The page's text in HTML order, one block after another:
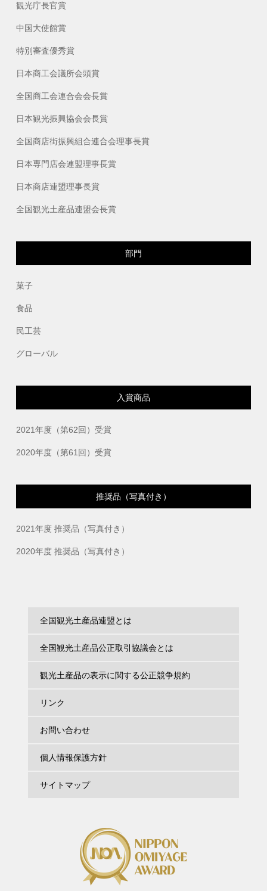
観光庁長官賞
中国大使館賞
特別審査優秀賞
日本商工会議所会頭賞
全国商工会連合会会長賞
日本観光振興協会会長賞
全国商店街振興組合連合会理事長賞
日本専門店会連盟理事長賞
日本商店連盟理事長賞
全国観光土産品連盟会長賞
部門
菓子
食品
民工芸
グローバル
入賞商品
2021年度（第62回）受賞
2020年度（第61回）受賞
推奨品（写真付き）
2021年度 推奨品（写真付き）
2020年度 推奨品（写真付き）
全国観光土産品連盟とは
全国観光土産品公正取引協議会とは
観光土産品の表示に関する公正競争規約
リンク
お問い合わせ
個人情報保護方針
サイトマップ